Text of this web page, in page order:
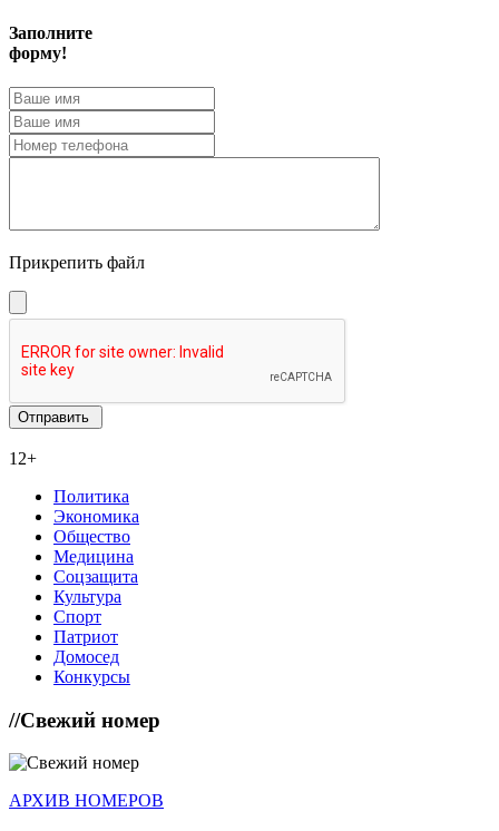
Заполните
форму!
Прикрепить файл
12+
Политика
Экономика
Общество
Медицина
Соцзащита
Культура
Спорт
Патриот
Домосед
Конкурсы
//Свежий номер
АРХИВ НОМЕРОВ